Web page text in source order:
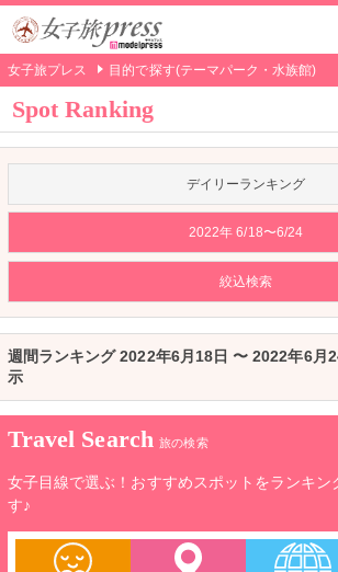
女子旅プレス 目的で探す(テーマパーク・水族館)
Spot Ranking
デイリーランキング
2022年 6/18〜6/24
絞込検索
週間ランキング 2022年6月18日 〜 2022年6月
示
Travel Search 旅の検索
女子目線で選ぶ！おすすめスポットをランキン
す♪